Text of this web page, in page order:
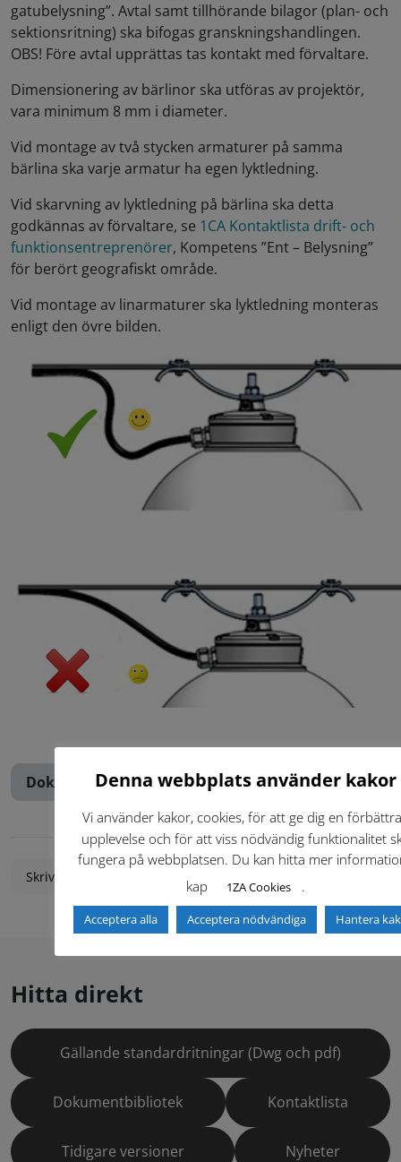
gatubelysning”. Avtal samt tillhörande bilagor (plan- och
sektionsritning) ska bifogas granskningshandlingen.
OBS! Före avtal upprättas tas kontakt med förvaltare.
Dimensionering av bärlinor ska utföras av projektör,
vara minimum 8 mm i diameter.
Vid montage av två stycken armaturer på samma
bärlina ska varje armatur ha egen lyktledning.
Vid skarvning av lyktledning på bärlina ska detta
godkännas av förvaltare, se 1CA Kontaktlista drift- och
funktionsentreprenörer, Kompetens ”Ent – Belysning”
för berört geografiskt område.
Vid montage av linarmaturer ska lyktledning monteras
enligt den övre bilden.
Dokument (1)
Skriv ut Senast ändrad: 2026-04-22
Hitta direkt
Gällande standardritningar (Dwg och pdf)
Dokumentbibliotek Kontaktlista
Tidigare versioner Nyheter
Denna webbplats använder kakor
Vi använder kakor, cookies, för att ge dig en
upplevelse och för att viss nödvändig funktionalitet
fungera på webbplatsen. Du kan hitta mer
kap
1ZA Cookies .
Acceptera alla Acceptera nödvändiga Hantera